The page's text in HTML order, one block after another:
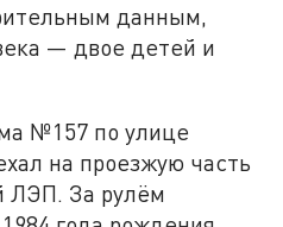
данным,
— двое детей и
№157 по улице
на проезжую часть
ЛЭП. За рулём